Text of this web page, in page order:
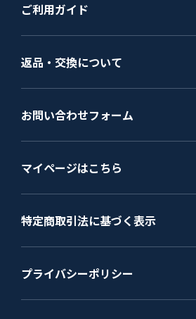
ご利用ガイド
返品・交換について
お問い合わせフォーム
マイページはこちら
特定商取引法に基づく表示
プライバシーポリシー